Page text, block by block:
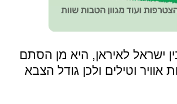
ישראל לאיראן, היא מן הסתם
וטילים ולכן גודל הצבא